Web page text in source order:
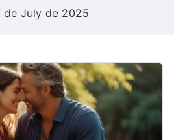
de July de 2025